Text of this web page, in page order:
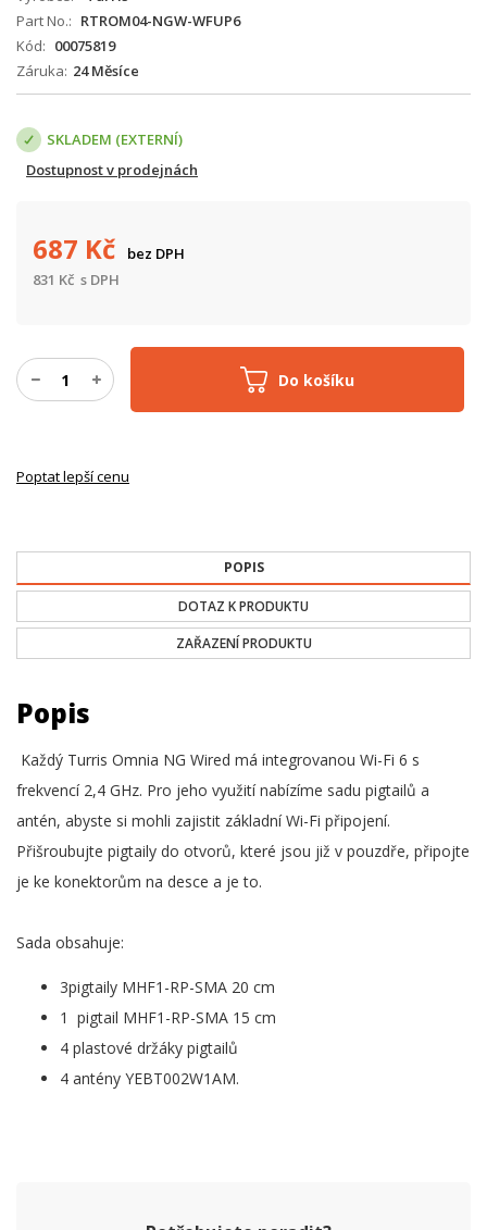
Part No.
RTROM04-NGW-WFUP6
Kód
00075819
Záruka 24 Měsíce
SKLADEM (EXTERNÍ)
Dostupnost v prodejnách
Do košíku
687 Kč
bez DPH
831 Kč s DPH
Poptat lepší cenu
POPIS
DOTAZ K PRODUKTU
ZAŘAZENÍ PRODUKTU
Popis
Každý Turris Omnia NG Wired má integrovanou Wi-Fi 6 s
frekvencí 2,4 GHz. Pro jeho využití nabízíme sadu pigtailů a
antén, abyste si mohli zajistit základní Wi-Fi připojení.
Přišroubujte pigtaily do otvorů, které jsou již v pouzdře, připojte
je ke konektorům na desce a je to.
Sada obsahuje:
3pigtaily MHF1-RP-SMA 20 cm
1 pigtail MHF1-RP-SMA 15 cm
4 plastové držáky pigtailů
4 antény YEBT002W1AM.